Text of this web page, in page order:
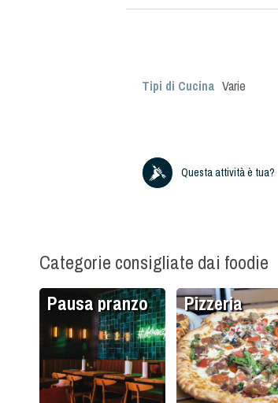
Tipi di Cucina Varie
Questa attività è tua?
Categorie consigliate dai foodie
Pausa pranzo Pizzeria